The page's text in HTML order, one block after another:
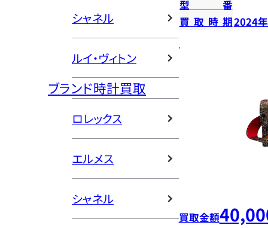
シャネル
ルイ・ヴィトン
ブランド時計買取
ロレックス
エルメス
シャネル
型番
買取時期2024
買取金額